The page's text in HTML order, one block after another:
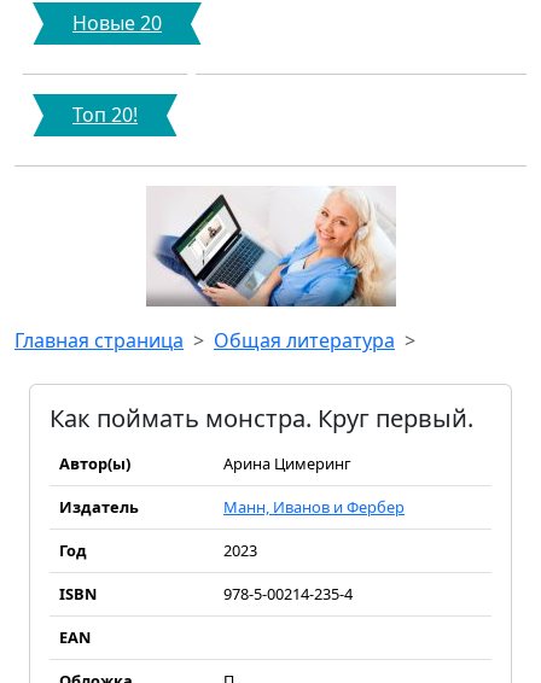
Новые 20
Топ 20!
Главная страница Общая литература
Как поймать монстра. Круг первый.
Автор(ы)
Арина Цимеринг
Издатель
Манн, Иванов и Фербер
Год
2023
ISBN
978-5-00214-235-4
EAN